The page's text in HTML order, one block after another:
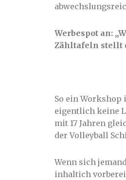
Werbespot an:
Zähltafeln stellt
So ein Workshop
eigentlich keine
mit 17 Jahren
der Volleyball
Wenn sich
inhaltich